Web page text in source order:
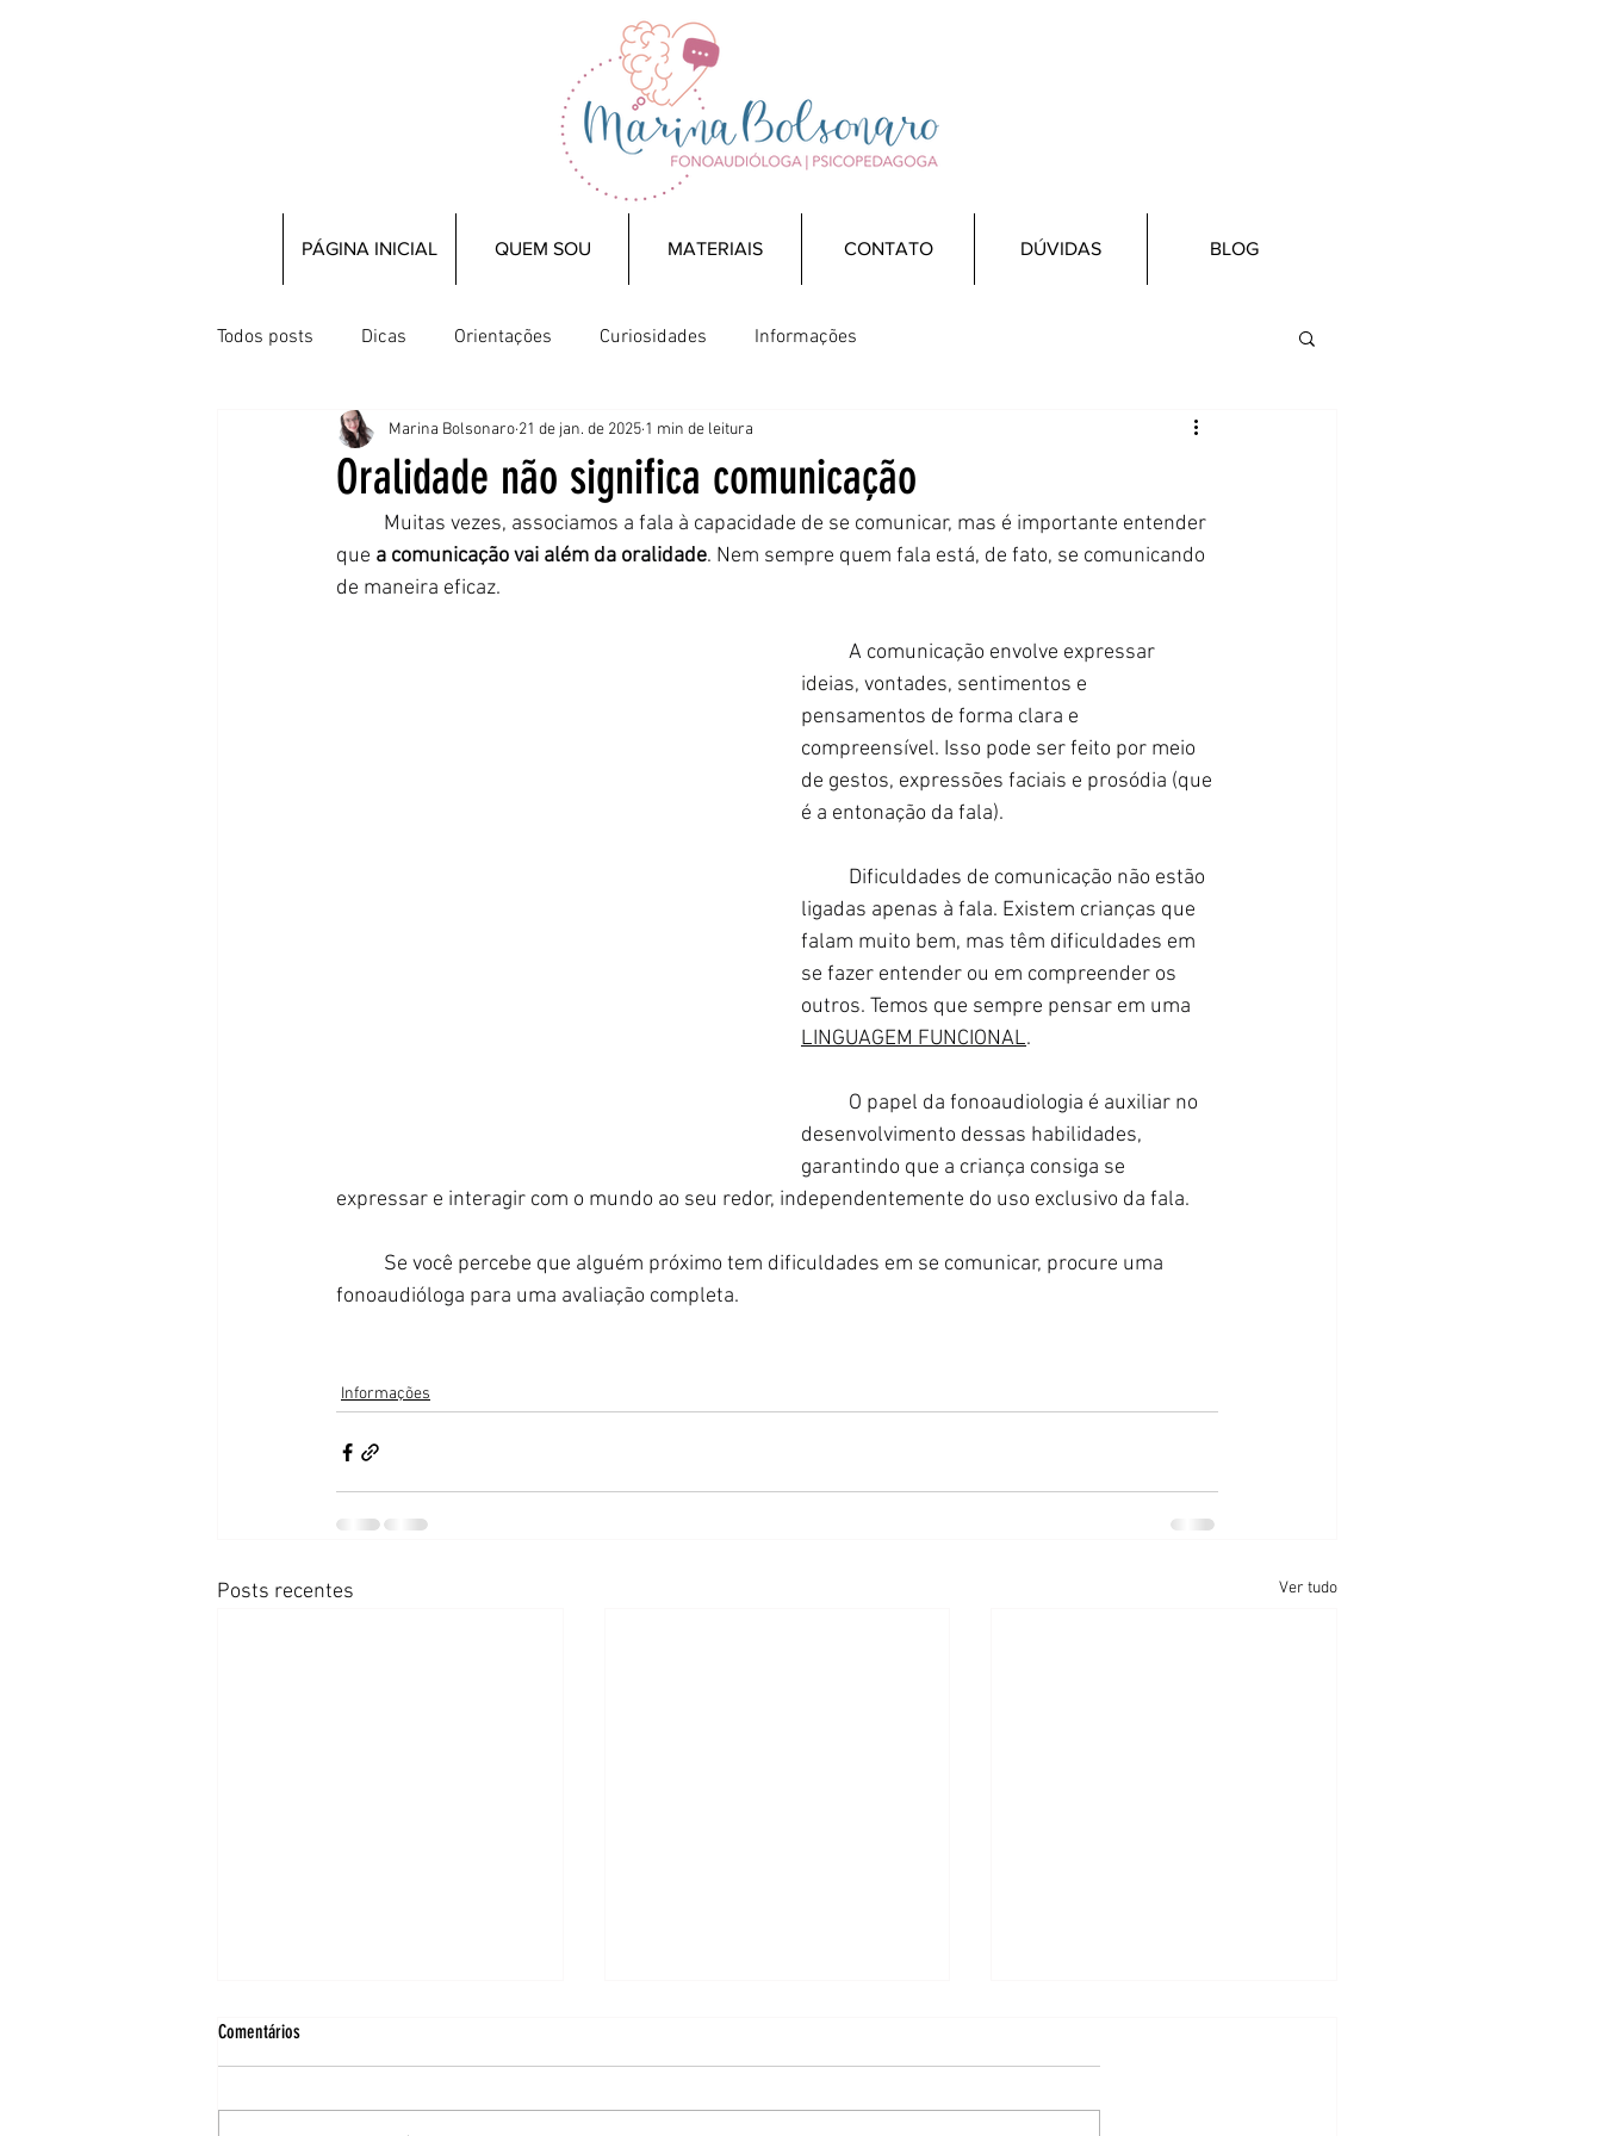
PÁGINA INICIAL QUEM SOU MATERIAIS CONTATO DÚVIDAS BLOG
Todos posts Dicas Orientações Curiosidades Informações
Oralidade não significa comunicação
Marina Bolsonaro 21 de jan. de 2025 1 min de leitura
que a comunicação vai além da oralidade. Nem sempre quem fala está, de fato, se comunicando
de maneira eficaz.
ideias, vontades, sentimentos e
pensamentos de forma clara e
compreensível. Isso pode ser feito por meio
de gestos, expressões faciais e prosódia (que
é a entonação da fala).
ligadas apenas à fala. Existem crianças que
falam muito bem, mas têm dificuldades em
se fazer entender ou em compreender os
outros. Temos que sempre pensar em uma
LINGUAGEM FUNCIONAL.
desenvolvimento dessas habilidades,
garantindo que a criança consiga se
expressar e interagir com o mundo ao seu redor, independentemente do uso exclusivo da fala.
fonoaudióloga para uma avaliação completa.
Informações
Posts recentes Ver tudo
Comentários